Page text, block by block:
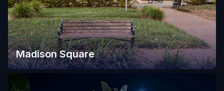
Madison Square